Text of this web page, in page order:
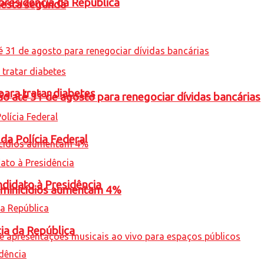
segunda
até 31 de agosto para renegociar dívidas bancárias
aumentam 4%
tratar diabetes
Polícia Federal
à Presidência
da República